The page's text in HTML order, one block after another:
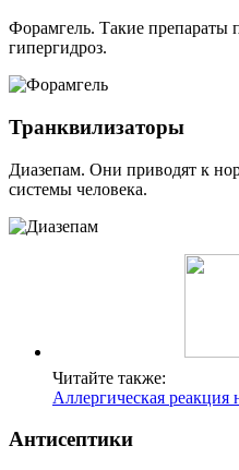
Форамгель. Такие препараты
гипергидроз.
Транквилизаторы
Диазепам. Они приводят к
системы человека.
Читайте также:
Аллергическая реакция
Антисептики